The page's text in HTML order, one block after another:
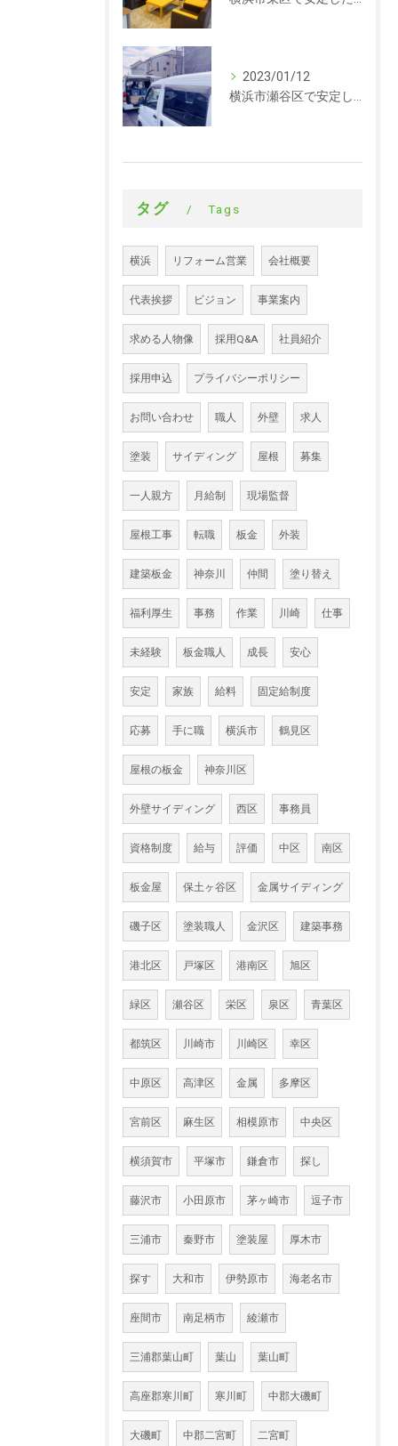
2023/01/12
タグ Tags
横浜 リフォーム営業 会社概要
代表挨拶 ビジョン 事業案内
求める人物像 採用Q&A 社員紹介
採用申込 プライバシーポリシー
お問い合わせ 職人 外壁 求人
塗装 サイディング 屋根 募集
一人親方 月給制 現場監督
屋根工事 転職 板金 外装
建築板金 神奈川 仲間 塗り替え
福利厚生 事務 作業 川崎 仕事
未経験 板金職人 成長 安心
安定 家族 給料 固定給制度
応募 手に職 横浜市 鶴見区
屋根の板金 神奈川区
外壁サイディング 西区 事務員
資格制度 給与 評価 中区 南区
板金屋 保土ヶ谷区 金属サイディング
磯子区 塗装職人 金沢区 建築事務
港北区 戸塚区 港南区 旭区
緑区 瀬谷区 栄区 泉区 青葉区
都筑区 川崎市 川崎区 幸区
中原区 高津区 金属 多摩区
宮前区 麻生区 相模原市 中央区
横須賀市 平塚市 鎌倉市 探し
藤沢市 小田原市 茅ヶ崎市 逗子市
三浦市 秦野市 塗装屋 厚木市
探す 大和市 伊勢原市 海老名市
座間市 南足柄市 綾瀬市
三浦郡葉山町 葉山 葉山町
高座郡寒川町 寒川町 中郡大磯町
大磯町 中郡二宮町 二宮町